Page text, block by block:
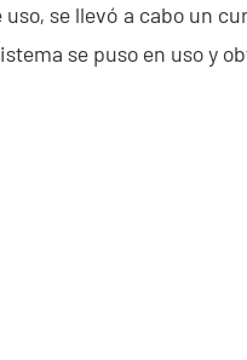
se llevó a cabo un
se puso en uso y